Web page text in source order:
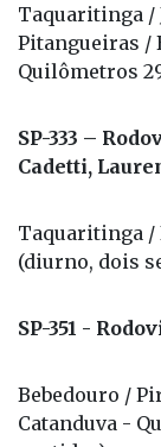
Taquaritinga /
Pitangueiras /
Quilômetros
SP-333 –
Cadetti,
Taquaritinga /
(diurno, dois
SP-351 -
Bebedouro /
Catanduva -